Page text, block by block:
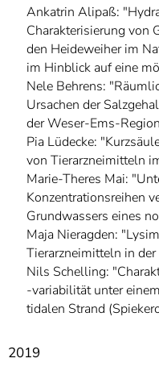
Ankatrin Alipaß:
Charakterisierung von
den Heideweiher im
im Hinblick auf eine
Nele Behrens:
Ursachen der
der Weser-Ems-
Pia Lüdecke:
von Tierarzneimitteln
Marie-Theres Mai:
Konzentrationsreihen
Grundwassers eines
Maja Nieragden:
Tierarzneimitteln in
Nils Schelling:
-variabilität unter
tidalen Strand
2019